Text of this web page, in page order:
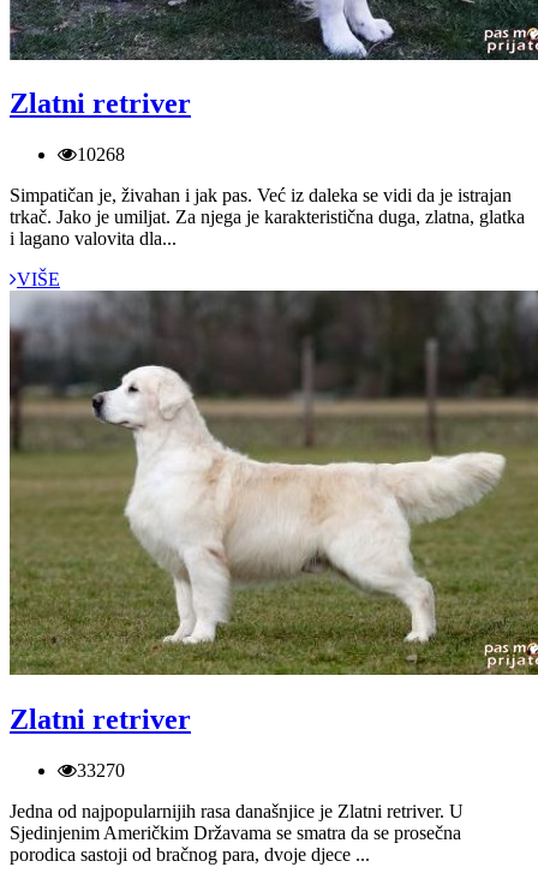
Zlatni retriver
10268
Simpatičan je, živahan i jak pas. Već iz daleka se vidi da je istrajan
trkač. Jako je umiljat. Za njega je karakteristična duga, zlatna, glatka
i lagano valovita dla...
VIŠE
Zlatni retriver
33270
Jedna od najpopularnijih rasa današnjice je Zlatni retriver. U
Sjedinjenim Američkim Državama se smatra da se prosečna
porodica sastoji od bračnog para, dvoje djece ...